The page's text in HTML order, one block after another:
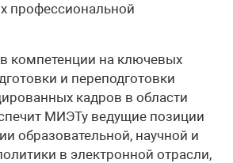
профессиональной
компетенции на ключевых
и переподготовки
кадров в области
МИЭТу ведущие позиции
образовательной, научной и
в электронной отрасли,